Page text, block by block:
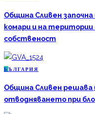
Община Сливен
комари и на
собственост
Б ЪЛГАРИЯ
Община Сливен решава
отводняването при